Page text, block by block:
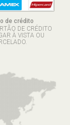
de crédito
DE CRÉDITO
À VISTA OU